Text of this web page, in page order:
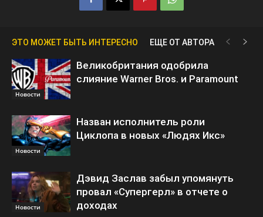
ЭТО МОЖЕТ БЫТЬ ИНТЕРЕСНО ЕЩЕ ОТ АВТОРА
Новости
Великобритания одобрила
слияние Warner Bros. и Paramount
Новости
Назван исполнитель роли
Циклопа в новых «Людях Икс»
Новости
Дэвид Заслав забыл упомянуть
провал «Супергерл» в отчете о
доходах